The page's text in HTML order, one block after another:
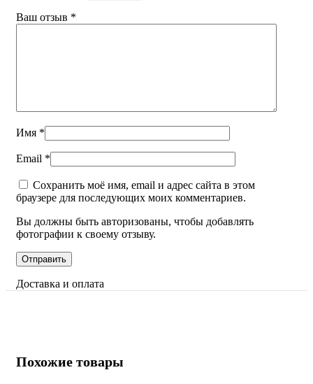
Ваш отзыв *
Имя *
Email *
Сохранить моё имя, email и адрес сайта в этом
браузере для последующих моих комментариев.
Вы должны быть авторизованы, чтобы добавлять
фотографии к своему отзыву.
Доставка и оплата
Похожие товары